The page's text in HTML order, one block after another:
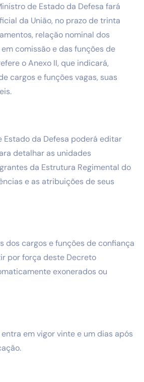
de Estado da Defesa fará
da União, no prazo de trinta
relação nominal dos
comissão e das funções de
o Anexo II, que indicará,
cargos e funções vagas, suas
Estado da Defesa poderá editar
detalhar as unidades
da Estrutura Regimental do
e as atribuições de seus
dos cargos e funções de confiança
por força deste Decreto
exonerados ou
em vigor vinte e um dias após